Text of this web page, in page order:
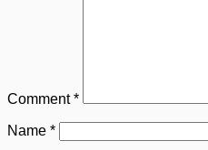
Comment*
Name *